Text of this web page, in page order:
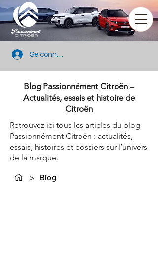
Se connecter
Blog Passionnément Citroën –
Actualités, essais et histoire de
Citroën
Retrouvez ici tous les articles du blog
Passionnément Citroën : actualités,
essais, histoires et dossiers sur l’univers
de la marque.
> Blog